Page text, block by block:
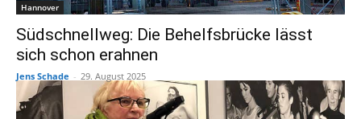
Hannover
Südschnellweg: Die Behelfsbrücke lässt
sich schon erahnen
Jens Schade - 29. August 2025